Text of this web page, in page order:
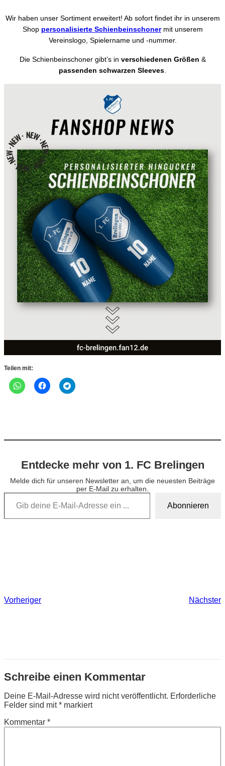
Wir haben unser Sortiment erweitert! Ab sofort findet ihr in unserem
Shop personalisierte Schienbeinschonermit unserem
Vereinslogo, Spielername und -nummer.
Die Schienbeinschoner gibt’s in verschiedenen Größen &
passenden schwarzen Sleeves
Teilen mit:
Entdecke mehr von 1. FC Brelingen
Melde dich für unseren Newsletter an, um die neuesten Beiträge
per E-Mail zu erhalten.
Gib deine E-Mail-Adresse ein …
Abonnieren
Vorheriger Nächster
Schreibe einen Kommentar
Deine E-Mail-Adresse wird nicht veröffentlicht. Erforderliche
Felder sind mit* markiert
Kommentar *